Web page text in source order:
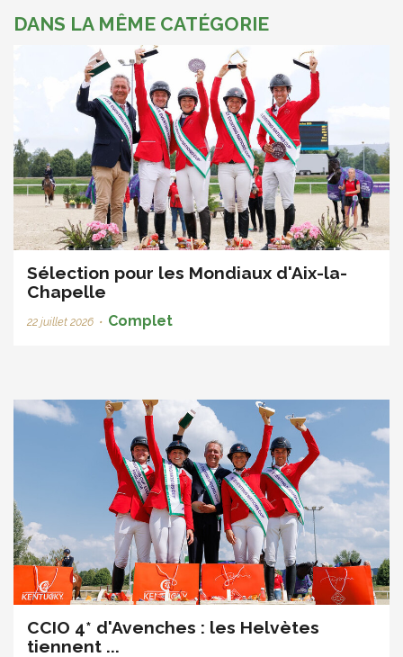
DANS LA MÊME CATÉGORIE
Sélection pour les Mondiaux d'Aix-la-
Chapelle
22 juillet 2026 • Complet
CCIO 4* d'Avenches : les Helvètes
tiennent ...